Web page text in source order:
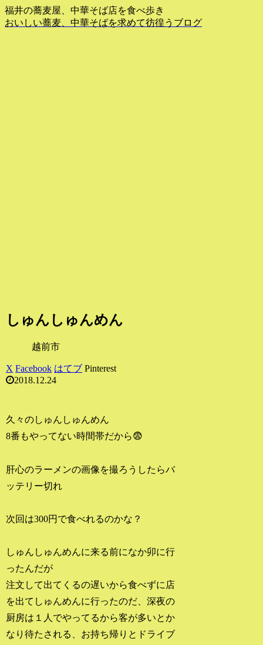
福井の蕎麦屋、中華そば店を食べ歩き
おいしい蕎麦、中華そばを求めて彷徨うブログ
しゅんしゅんめん
越前市
X Facebook はてブ Pinterest
2018.12.24
久々のしゅんしゅんめん
8番もやってない時間帯だから😨
肝心のラーメンの画像を撮ろうしたらバ
ッテリー切れ
次回は300円で食べれるのかな？
しゅんしゅんめんに来る前になか卯に行
ったんだが
注文して出てくるの遅いから食べずに店
を出てしゅんめんに行ったのだ、深夜の
厨房は１人でやってるから客が多いとか
なり待たされる、お持ち帰りとドライブ